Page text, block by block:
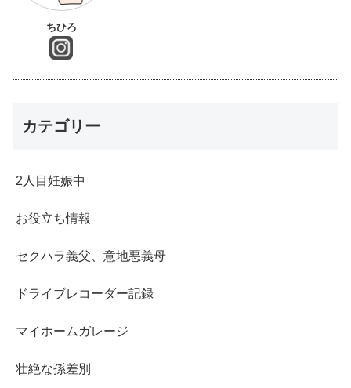
ちひろ
カテゴリー
2人目妊娠中
お役立ち情報
セクハラ義父、意地悪義母
ドライブレコーダー記録
マイホームガレージ
壮絶な孫差別